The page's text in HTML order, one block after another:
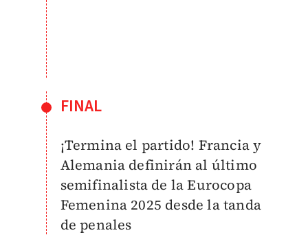
FINAL
¡Termina el partido! Francia y
Alemania definirán al último
semifinalista de la Eurocopa
Femenina 2025 desde la tanda
de penales